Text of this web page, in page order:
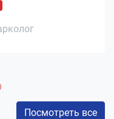
Посмотреть все